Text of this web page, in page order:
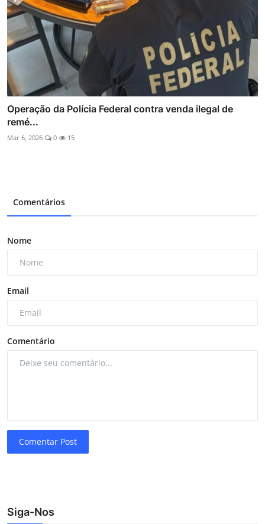
Operação da Polícia Federal contra venda ilegal de
remé...
Mar 6, 2026 0 15
Comentários
Nome
Email
Comentário
Comentar Post
Siga-Nos